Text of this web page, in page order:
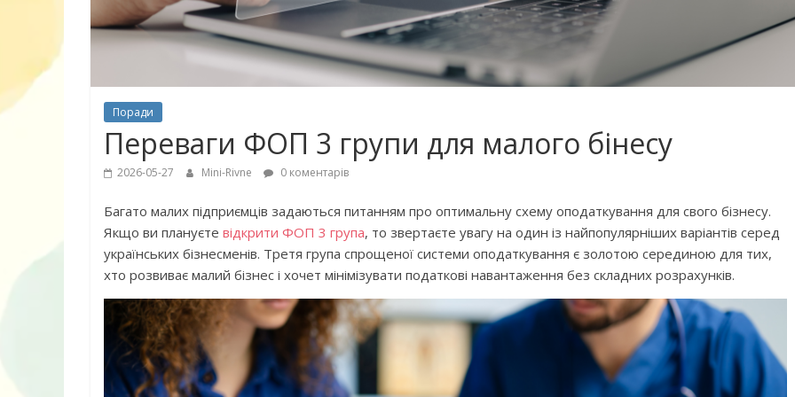
Поради
Переваги ФОП 3 групи для малого бінесу
2026-05-27 Mini-Rivne 0 коментарів
Багато малих підприємців задаються питанням про оптимальну схему оподаткування для свого бізнесу.
Якщо ви плануєте відкрити ФОП 3 група, то звертаєте увагу на один із найпопулярніших варіантів серед
українських бізнесменів. Третя група спрощеної системи оподаткування є золотою серединою для тих,
хто розвиває малий бізнес і хочет мінімізувати податкові навантаження без складних розрахунків.
10 найкращих фільмів для
дітей, що пояснюють складні
питання просто
Чарівні українські колискові
пісні для дітей (слова та
музика)